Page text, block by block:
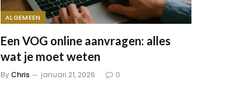
ALGEMEEN
Een VOG online aanvragen: alles
wat je moet weten
ByChris januari 21, 2026 0